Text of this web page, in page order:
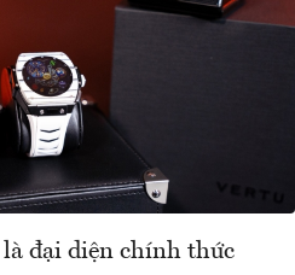
đại diện chính thức